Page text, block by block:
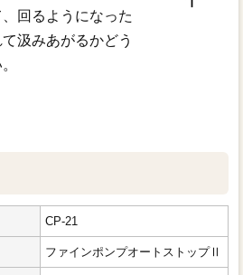
回るようになった
汲みあがるかどう
CP-21
ファインポンプオートストップⅡ